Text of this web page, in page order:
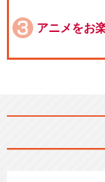
アニメをお